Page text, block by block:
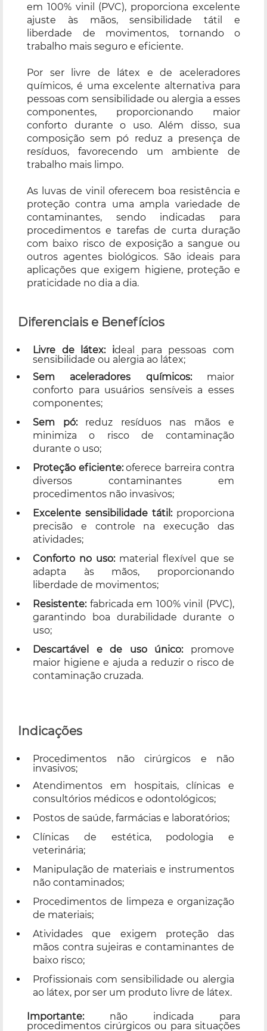
em 100% vinil (PVC), proporciona excelente
ajuste às mãos, sensibilidade tátil e
liberdade de movimentos, tornando o
trabalho mais seguro e eficiente.
Por ser livre de látex e de aceleradores
químicos, é uma excelente alternativa para
pessoas com sensibilidade ou alergia a esses
componentes, proporcionando maior
conforto durante o uso. Além disso, sua
composição sem pó reduz a presença de
resíduos, favorecendo um ambiente de
trabalho mais limpo.
As luvas de vinil oferecem boa resistência e
proteção contra uma ampla variedade de
contaminantes, sendo indicadas para
procedimentos e tarefas de curta duração
com baixo risco de exposição a sangue ou
outros agentes biológicos. São ideais para
aplicações que exigem higiene, proteção e
praticidade no dia a dia.
Diferenciais e Benefícios
Livre de látex: ideal para pessoas com
sensibilidade ou alergia ao látex;
Sem aceleradores químicos: maior
conforto para usuários sensíveis a esses
componentes;
Sem pó: reduz resíduos nas mãos e
minimiza o risco de contaminação
durante o uso;
Proteção eficiente:oferece barreira contra
diversos contaminantes em
procedimentos não invasivos;
Excelente sensibilidade tátil:proporciona
precisão e controle na execução das
atividades;
Conforto no uso: material flexível que se
adapta às mãos, proporcionando
liberdade de movimentos;
Resistente:fabricada em 100% vinil (PVC),
garantindo boa durabilidade durante o
uso;
Descartável e de uso único: promove
maior higiene e ajuda a reduzir o risco de
contaminação cruzada.
Indicações
Procedimentos não cirúrgicos e não
invasivos;
Atendimentos em hospitais, clínicas e
consultórios médicos e odontológicos;
Postos de saúde, farmácias e laboratórios;
Clínicas de estética, podologia e
veterinária;
Manipulação de materiais e instrumentos
não contaminados;
Procedimentos de limpeza e organização
de materiais;
Atividades que exigem proteção das
mãos contra sujeiras e contaminantes de
baixo risco;
Profissionais com sensibilidade ou alergia
ao látex, por ser um produto livre de látex.
Importante: não indicada para
procedimentos cirúrgicos ou para situações